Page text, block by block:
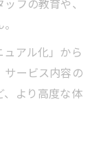
フの教育や、
アル化」から
サービス内容の
、より高度な体